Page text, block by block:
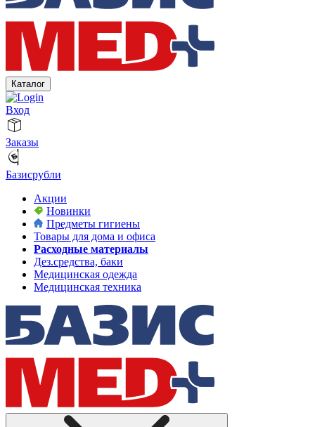
Каталог
Вход
Заказы
Базисрубли
Акции
Новинки
Предметы гигиены
Товары для дома и офиса
Расходные материалы
Дез.средства, баки
Медицинская одежда
Медицинская техника